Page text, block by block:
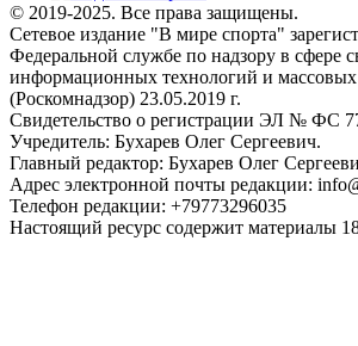
© 2019-2025. Все права защищены.
Сетевое издание "В мире спорта"
Федеральной службе по надзору в сфере
информационных технологий и
(Роскомнадзор) 23.05.2019 г.
Свидетельство о регистрации ЭЛ № ФС
Учредитель: Бухарев Олег Сергеевич.
Главный редактор: Бухарев Олег
Адрес электронной почты редакции:
Телефон редакции: +79773296035
Настоящий ресурс содержит материалы